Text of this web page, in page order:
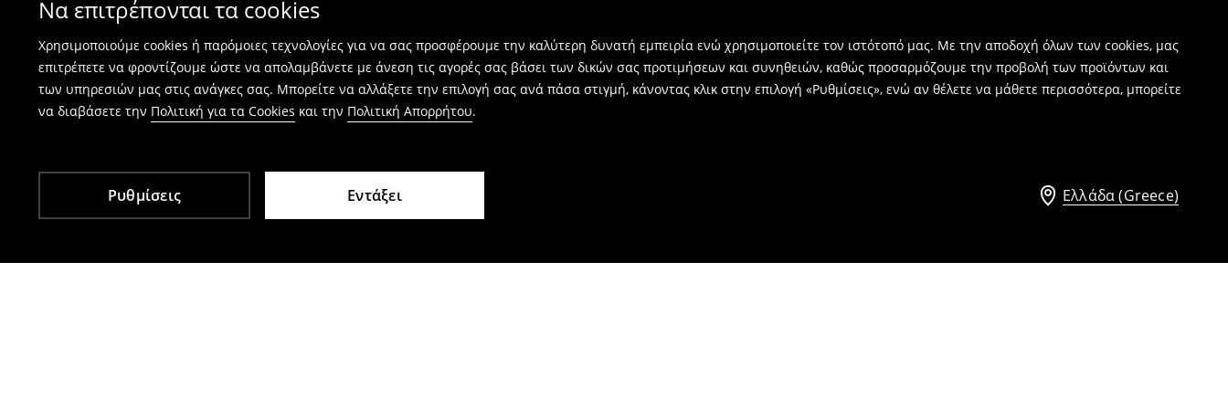
Να επιτρέπονται τα cookies
Χρησιμοποιούμε cookies ή παρόμοιες τεχνολογίες για να σας προσφέρουμε την καλύτερη δυνατή εμπειρία ενώ χρησιμοποιείτε τον ιστότοπό μας. Με την αποδοχή όλων των cookies, μας
επιτρέπετε να φροντίζουμε ώστε να απολαμβάνετε με άνεση τις αγορές σας βάσει των δικών σας προτιμήσεων και συνηθειών, καθώς προσαρμόζουμε την προβολή των προϊόντων και
των υπηρεσιών μας στις ανάγκες σας. Μπορείτε να αλλάξετε την επιλογή σας ανά πάσα στιγμή, κάνοντας κλικ στην επιλογή «Ρυθμίσεις», ενώ αν θέλετε να μάθετε περισσότερα, μπορείτε
να διαβάσετε την Πολιτική για τα Cookies και την Πολιτική Απορρήτου.
Ρυθμίσεις Εντάξει Ελλάδα (Greece)
⟶Πώς γίνεται η επιστροφή προϊόντων